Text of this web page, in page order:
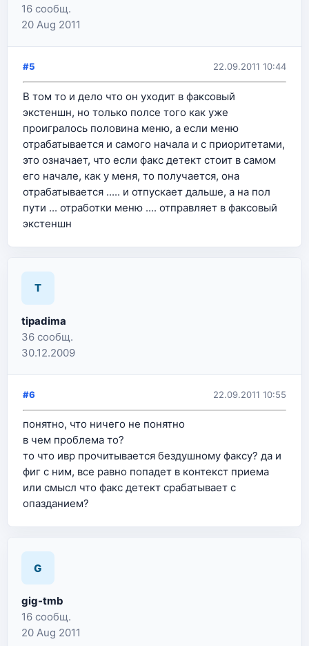
16 сообщ.
20 Aug 2011
#5 22.09.2011 10:44
В том то и дело что он уходит в факсовый
экстеншн, но только полсе того как уже
проигралось половина меню, а если меню
отрабатывается и самого начала и с приоритетами,
это означает, что если факс детект стоит в самом
его начале, как у меня, то получается, она
отрабатывается ..... и отпускает дальше, а на пол
пути ... отработки меню .... отправляет в факсовый
экстеншн
T
tipadima
36 сообщ.
30.12.2009
#6 22.09.2011 10:55
понятно, что ничего не понятно
в чем проблема то?
то что ивр прочитывается бездушному факсу? да и
фиг с ним, все равно попадет в контекст приема
или смысл что факс детект срабатывает с
опазданием?
G
gig-tmb
16 сообщ.
20 Aug 2011